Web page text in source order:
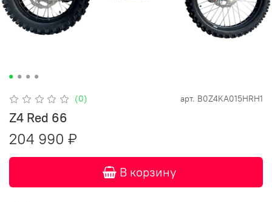
(0) арт. B0Z4KA015HRH1
Z4 Red 66
204 990 ₽
В корзину